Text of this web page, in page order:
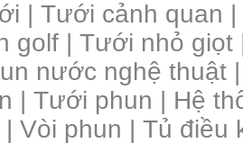
| Tưới cảnh quan |
golf |Tưới nhỏ giọt
nước nghệ thuật
|Tưới phun | Hệ
| Vòi phun | Tủ điều